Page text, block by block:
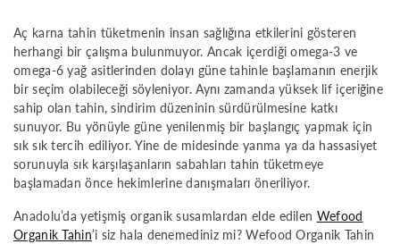
Aç karna tahin tüketmenin insan sağlığına etkilerini gösteren
herhangi bir çalışma bulunmuyor. Ancak içerdiği omega-3 ve
omega-6 yağ asitlerinden dolayı güne tahinle başlamanın enerjik
bir seçim olabileceği söyleniyor. Aynı zamanda yüksek lif içeriğine
sahip olan tahin, sindirim düzeninin sürdürülmesine katkı
sunuyor. Bu yönüyle güne yenilenmiş bir başlangıç yapmak için
sık sık tercih ediliyor. Yine de midesinde yanma ya da hassasiyet
sorunuyla sık karşılaşanların sabahları tahin tüketmeye
başlamadan önce hekimlerine danışmaları öneriliyor.
Anadolu’da yetişmiş organik susamlardan elde edilen Wefood
Organik Tahin’i siz hala denemediniz mi? Wefood Organik Tahin